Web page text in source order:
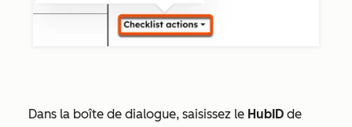
Dans la boîte de dialogue, saisissez le HubID de